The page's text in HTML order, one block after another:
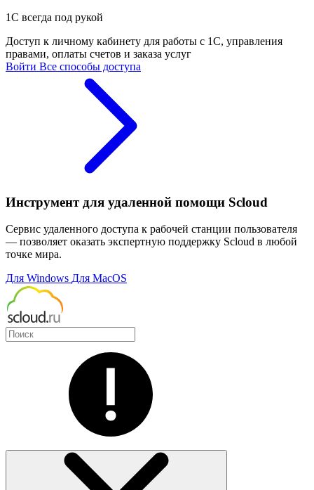
1С всегда под рукой
Доступ к личному кабинету для работы с 1С, управления
правами, оплаты счетов и заказа услуг
Войти Все способы доступа
Инструмент для удаленной помощи Scloud
Сервис удаленного доступа к рабочей станции пользователя
— позволяет оказать экспертную поддержку Scloud в любой
точке мира.
Для Windows Для MacOS